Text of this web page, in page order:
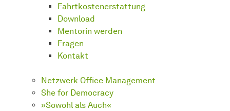
Fahrtkostenerstattung
Download
Mentorin werden
Fragen
Kontakt
Netzwerk Office Management
She for Democracy
»Sowohl als Auch«